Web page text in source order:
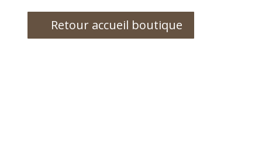
94,00€.76,00€.
Retour accueil boutique